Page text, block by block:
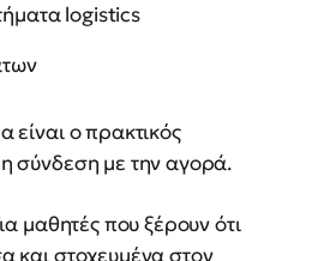
logistics
είναι ο πρακτικός
σύνδεση με την αγορά.
μαθητές που ξέρουν ότι
και στοχευμένα στον